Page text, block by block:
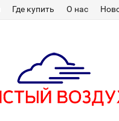
Где купить О нас